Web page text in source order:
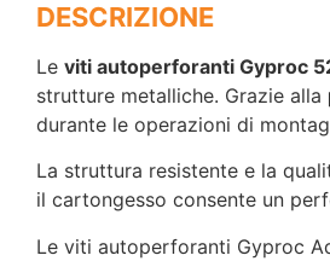
DESCRIZIONE
Le viti autoperforanti Gyproc
strutture metalliche. Grazie alla
durante le operazioni di
La struttura resistente e la
il cartongesso consente un
Le viti autoperforanti Gyproc